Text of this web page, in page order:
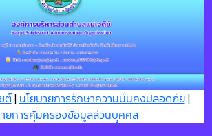
ต์| นโยบายการรักษาความมั่นคงปลอดภัย|
ยการคุ้มครองข้อมูลส่วนบุุคคล